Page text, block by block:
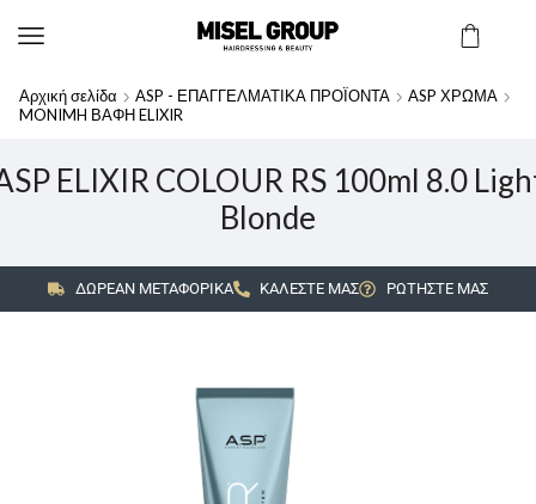
Αρχική σελίδα ASP - ΕΠΑΓΓΕΛΜΑΤΙΚΑ ΠΡΟΪΟΝΤΑ
ASP ΧΡΩΜΑ
MONIMH ΒΑΦΗ ELIXIR
ELIXIR COLOUR RS 100ml 8.0
Blonde
ΔΩΡΕΑΝ ΜΕΤΑΦΟΡΙΚΑ ΚΑΛΕΣΤΕ ΜΑΣ ΡΩΤΗΣΤΕ ΜΑΣ